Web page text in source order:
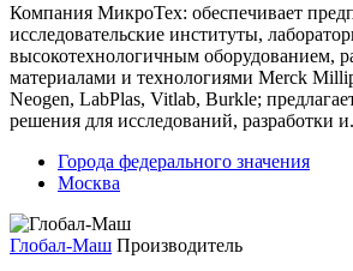
Компания МикроТех: обеспечивает
исследовательские институты,
высокотехнологичным оборудованием,
материалами и технологиями Merck
Neogen, LabPlas, Vitlab, Burkle;
решения для исследований, разработки
Города федерального значения
Москва
Глобал-Маш Производитель